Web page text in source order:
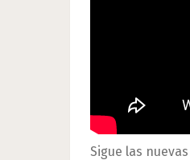
Sigue las